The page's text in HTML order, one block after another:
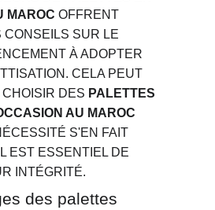
MAROC OFFRENT
CONSEILS SUR LE
À ADOPTER
CELA PEUT
DES PALETTES
AU MAROC
S'EN FAIT
EST ESSENTIEL DE
INTÉGRITÉ.
des palettes